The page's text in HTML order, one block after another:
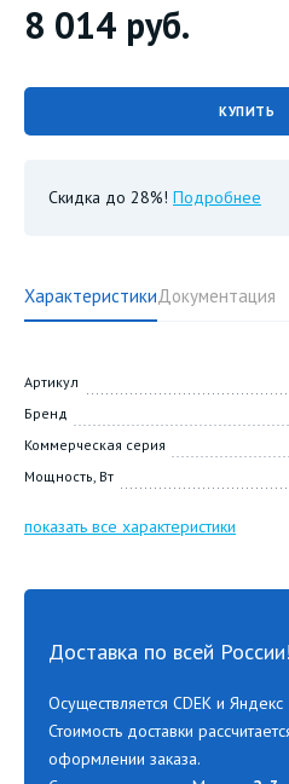
8 014 руб.
КУПИТЬ
Скидка до 28%! Подробнее
ХарактеристикиДокументация
Артикул
Бренд
Коммерческая серия
Мощность, Вт
показать все характеристики
Доставка по всей России!
Осуществляется CDEK и Яндекс
Стоимость доставки
оформлении заказа.